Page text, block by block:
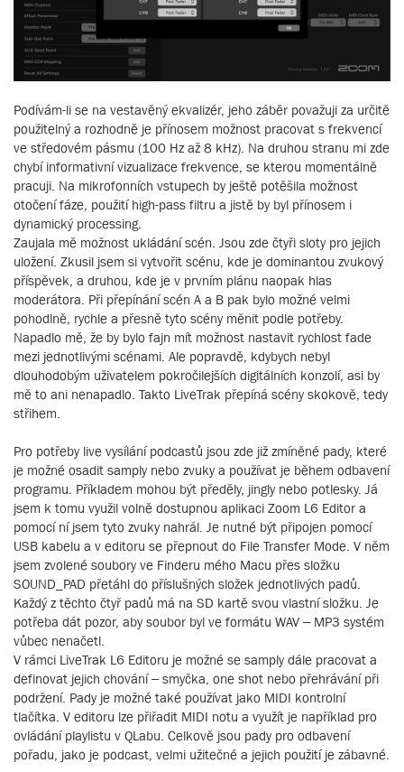
Podívám-li se na vestavěný ekvalizér, jeho záběr považuji za určitě
použitelný a rozhodně je přínosem možnost pracovat s frekvencí
ve středovém pásmu (100 Hz až 8 kHz). Na druhou stranu mi zde
chybí informativní vizualizace frekvence, se kterou momentálně
pracuji. Na mikrofonních vstupech by ještě potěšila možnost
otočení fáze, použití high-pass filtru a jistě by byl přínosem i
dynamický processing.
Zaujala mě možnost ukládání scén. Jsou zde čtyři sloty pro jejich
uložení. Zkusil jsem si vytvořit scénu, kde je dominantou zvukový
příspěvek, a druhou, kde je v prvním plánu naopak hlas
moderátora. Při přepínání scén A a B pak bylo možné velmi
pohodlně, rychle a přesně tyto scény měnit podle potřeby.
Napadlo mě, že by bylo fajn mít možnost nastavit rychlost fade
mezi jednotlivými scénami. Ale popravdě, kdybych nebyl
dlouhodobým uživatelem pokročilejších digitálních konzolí, asi by
mě to ani nenapadlo. Takto LiveTrak přepíná scény skokově, tedy
střihem.
Pro potřeby live vysílání podcastů jsou zde již zmíněné pady, které
je možné osadit samply nebo zvuky a používat je během odbavení
programu. Příkladem mohou být předěly, jingly nebo potlesky. Já
jsem k tomu využil volně dostupnou aplikaci Zoom L6 Editor a
pomocí ní jsem tyto zvuky nahrál. Je nutné být připojen pomocí
USB kabelu a v editoru se přepnout do File Transfer Mode. V něm
jsem zvolené soubory ve Finderu mého Macu přes složku
SOUND_PAD přetáhl do příslušných složek jednotlivých padů.
Každý z těchto čtyř padů má na SD kartě svou vlastní složku. Je
potřeba dát pozor, aby soubor byl ve formátu WAV – MP3 systém
vůbec nenačetl.
V rámci LiveTrak L6 Editoru je možné se samply dále pracovat a
definovat jejich chování – smyčka, one shot nebo přehrávání při
podržení. Pady je možné také používat jako MIDI kontrolní
tlačítka. V editoru lze přiřadit MIDI notu a využít je například pro
ovládání playlistu v QLabu. Celkově jsou pady pro odbavení
pořadu, jako je podcast, velmi užitečné a jejich použití je zábavné.